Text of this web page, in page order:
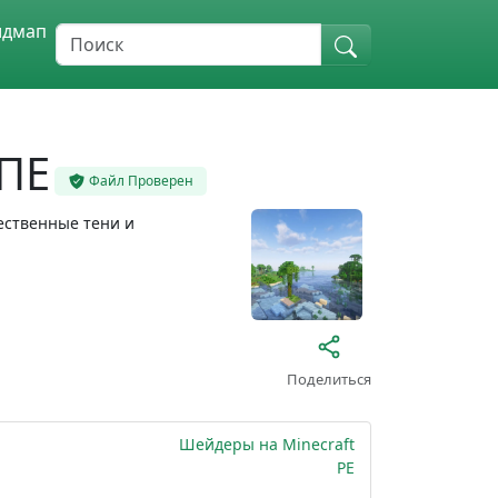
Файл Проверен
тени и
Поделиться
Шейдеры на Minecraft
PE